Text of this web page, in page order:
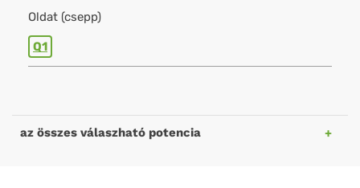
Oldat (csepp)
Q1
az összes válaszható potencia